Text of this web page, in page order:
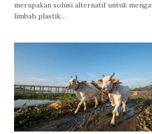
merupakan solusi alternatif untuk
limbah plastik…